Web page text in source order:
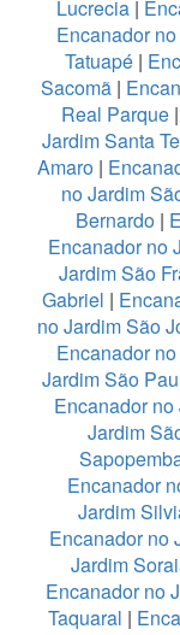
Lucrecia|
Encanador
Tatuapé|
Sacomã|
Real Parque|
Jardim Santa
Amaro|
no Jardim
Bernardo |
Encanador no
Jardim São
Gabriel |
no Jardim São
Encanador
Jardim São
Encanador
Jardim
Encanador
Jardim
Encanador no
Jardim
Encanador no
Taquaral |